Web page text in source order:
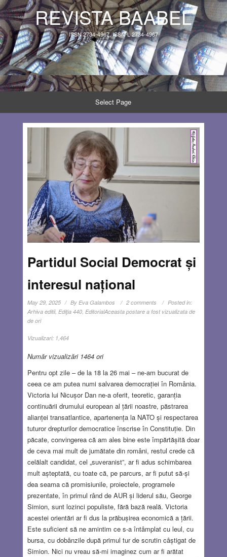
REVISTA BAABEL
ISSN 2734-4967, ISSN-L 2734-4967
Select Page
Partidul Social Democrat și
interesul național
May 29, 2025 By Eva Galambos 2 comments
Posted in:
Arhiva editii, Ediţia 440, EditorialAceasta postare a fost vizualizata de
de ori
Vizualizari: 1,464
Număr vizualizări 1464 ori
Pentru opt zile – de la 18 la 26 mai – ne-am bucurat de
ceea ce am putea numi salvarea democrației în România.
Victoria lui Nicușor Dan ne-a oferit, teoretic, garanția
continuării drumului european al țării noastre, păstrarea
alianței transatlantice, apartenența la NATO și respectarea
tuturor drepturilor democratice înscrise în Constituție. Din
păcate, convingerea că am ales bine este împărtășită doar
de ceva mai mult de jumătate din români, restul crede că
celălalt candidat, cel „suveranist”, ar fi adus schimbarea
mult așteptată, cu toate că, pe parcurs, ar fi putut să-și
dea seama că promisiunile, proiectele, programele
prezentate, în primul rând de AUR și liderul său, George
Simion, sunt lozinci populiste, fără bază reală. Victoria
acestei orientări ar fi dus la prăbușirea economică a țării.
Este suficient să ne amintim ce s-a întâmplat cu leul, cu
bursa, cu dobânzile după primul tur de scrutin câștigat de
Simion. Nici nu vreau să-mi imaginez cum ar fi arătat